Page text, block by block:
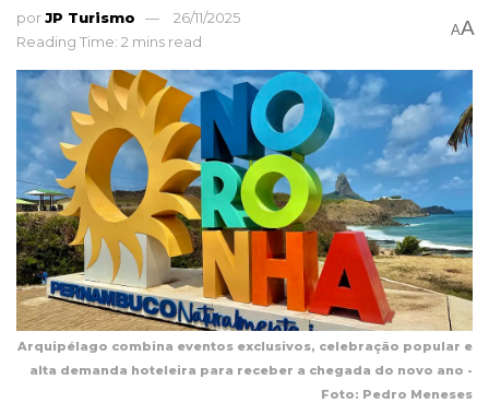
porJP Turismo
26/11/2025
Reading Time: 2 mins read
AA
Arquipélago combina eventos exclusivos, celebração popular e
alta demanda hoteleira para receber a chegada do novo ano -
Foto: Pedro Meneses